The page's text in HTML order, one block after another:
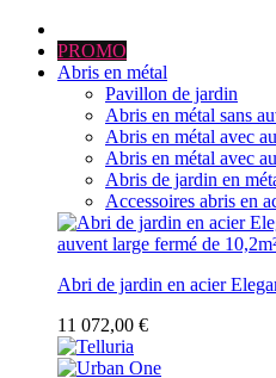
PROMO
Abris en métal
Pavillon de jardin
Abris en métal sans
Abris en métal avec
Abris en métal avec
Abris de jardin en
Accessoires abris en
Abri de jardin en acier
11 072,00 €